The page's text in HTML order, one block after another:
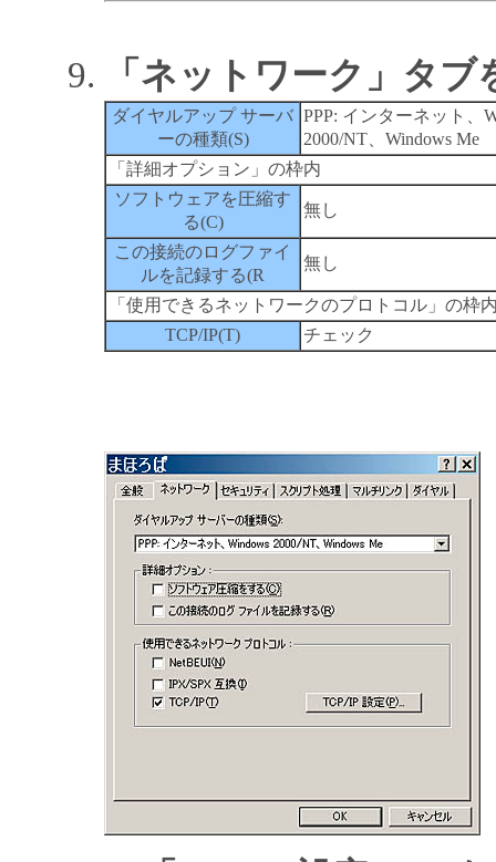
「ネットワーク」タ
ダイヤルアップ サーバ
ーの種類(S)
PPP: インターネット、
2000/NT、Windows Me
「詳細オプション」の枠内
ソフトウェアを圧縮す
る(C)
無し
この接続のログファイ
ルを記録する(R
無し
「使用できるネットワークのプロトコル」の枠
TCP/IP(T)
チェック